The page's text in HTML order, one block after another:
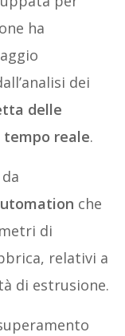
ha
dei
delle
reale.
che
di
relativi a
di estrusione.